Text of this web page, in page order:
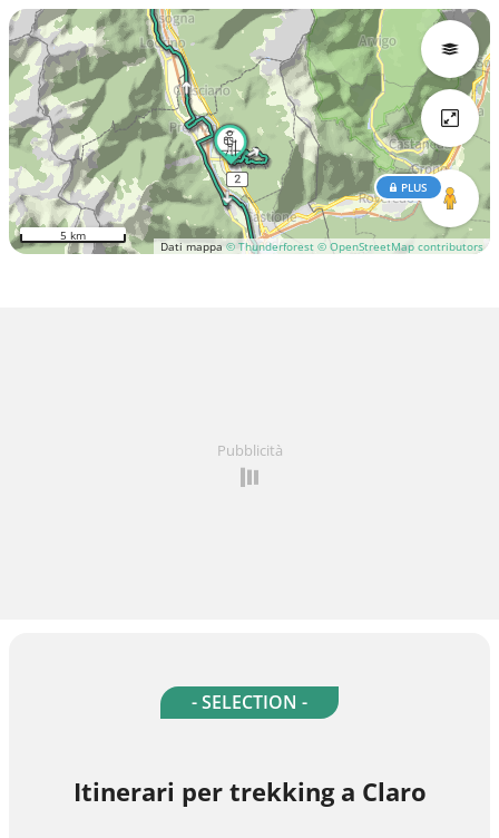
Dati mappa © Thunderforest © OpenStreetMap contributors
PLUS
5 km
Pubblicità
- SELECTION -
Itinerari per trekking a Claro